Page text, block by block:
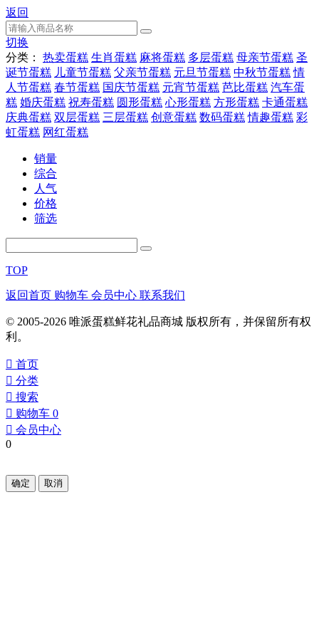
返回
切换
分类：
热卖蛋糕 生肖蛋糕 麻将蛋糕 多层蛋糕 母亲节蛋糕 圣
诞节蛋糕 儿童节蛋糕 父亲节蛋糕 元旦节蛋糕 中秋节蛋糕 情
人节蛋糕 春节蛋糕 国庆节蛋糕 元宵节蛋糕 芭比蛋糕 汽车蛋
糕 婚庆蛋糕 祝寿蛋糕 圆形蛋糕 心形蛋糕 方形蛋糕 卡通蛋糕
庆典蛋糕 双层蛋糕 三层蛋糕 创意蛋糕 数码蛋糕 情趣蛋糕 彩
虹蛋糕 网红蛋糕
销量
综合
人气
价格
筛选
TOP
返回首页 购物车 会员中心 联系我们
© 2005-2026 唯派蛋糕鲜花礼品商城 版权所有，并保留所有权
利。
󰀁 首页
󰀂 分类
󰀃 搜索
󰀄 购物车 0
󰀅 会员中心
0
确定 取消